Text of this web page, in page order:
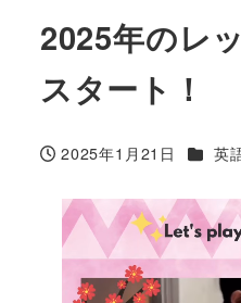
2025年のレ
スタート！
投稿日
2025年1月21日 カテゴ
英